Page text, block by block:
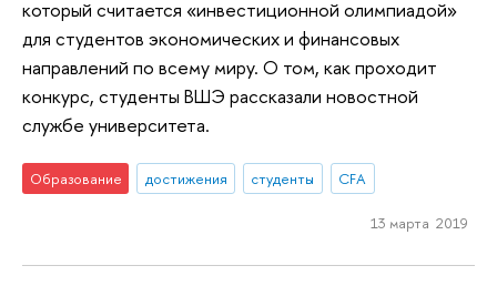
который считается «инвестиционной олимпиадой»
для студентов экономических и финансовых
направлений по всему миру. О том, как проходит
конкурс, студенты ВШЭ рассказали новостной
службе университета.
Образование достижения студенты CFA
13 марта 2019